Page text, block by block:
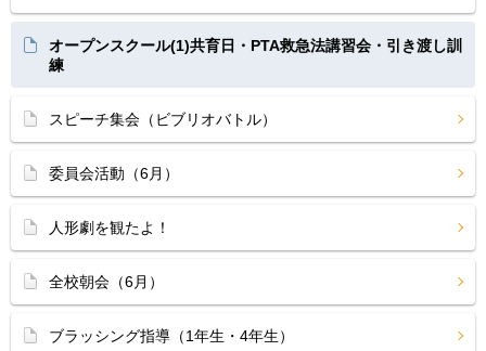
オープンスクール(1)共育日・PTA救急法講習会・引き渡し訓
練
スピーチ集会（ビブリオバトル）
委員会活動（6月）
人形劇を観たよ！
全校朝会（6月）
ブラッシング指導（1年生・4年生）